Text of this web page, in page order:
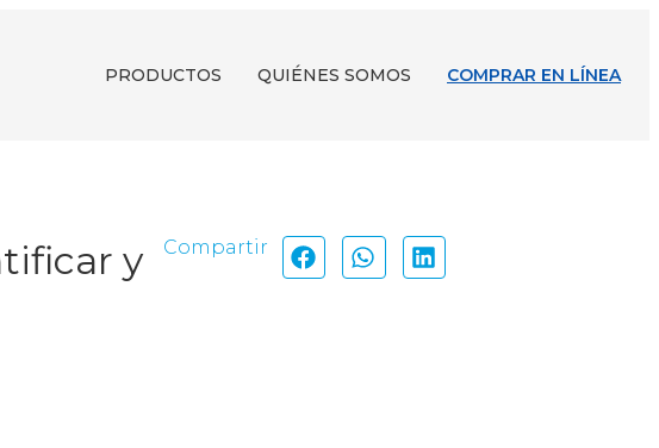
PRODUCTOS QUIÉNES SOMOS COMPRAR EN LÍNEA
y
Compartir